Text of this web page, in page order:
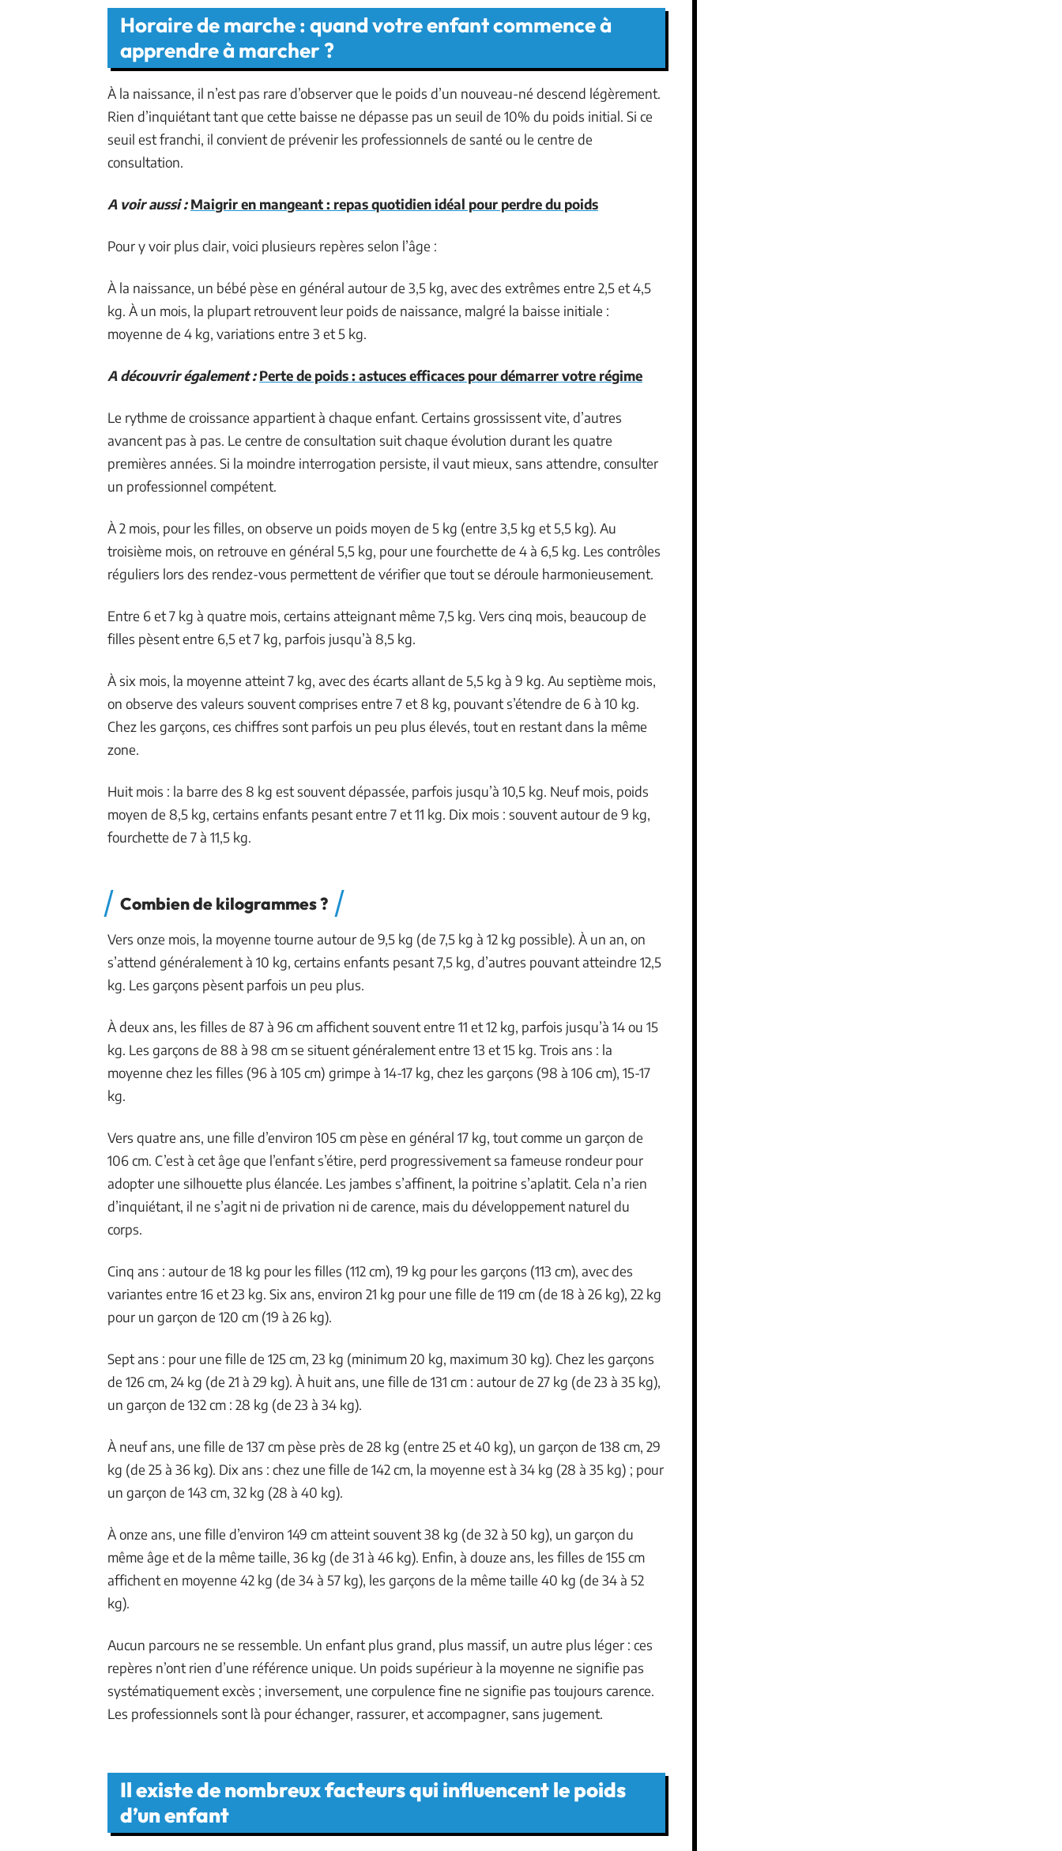
Horaire de marche : quand votre enfant commence à
apprendre à marcher ?
À la naissance, il n’est pas rare d’observer que le poids d’un nouveau-né descend légèrement.
Rien d’inquiétant tant que cette baisse ne dépasse pas un seuil de 10% du poids initial. Si ce
seuil est franchi, il convient de prévenir les professionnels de santé ou le centre de
consultation.
A voir aussi : Maigrir en mangeant : repas quotidien idéal pour perdre du poids
Pour y voir plus clair, voici plusieurs repères selon l’âge :
À la naissance, un bébé pèse en général autour de 3,5 kg, avec des extrêmes entre 2,5 et 4,5
kg. À un mois, la plupart retrouvent leur poids de naissance, malgré la baisse initiale :
moyenne de 4 kg, variations entre 3 et 5 kg.
A découvrir également : Perte de poids : astuces efficaces pour démarrer votre régime
Le rythme de croissance appartient à chaque enfant. Certains grossissent vite, d’autres
avancent pas à pas. Le centre de consultation suit chaque évolution durant les quatre
premières années. Si la moindre interrogation persiste, il vaut mieux, sans attendre, consulter
un professionnel compétent.
À 2 mois, pour les filles, on observe un poids moyen de 5 kg (entre 3,5 kg et 5,5 kg). Au
troisième mois, on retrouve en général 5,5 kg, pour une fourchette de 4 à 6,5 kg. Les contrôles
réguliers lors des rendez-vous permettent de vérifier que tout se déroule harmonieusement.
Entre 6 et 7 kg à quatre mois, certains atteignant même 7,5 kg. Vers cinq mois, beaucoup de
filles pèsent entre 6,5 et 7 kg, parfois jusqu’à 8,5 kg.
À six mois, la moyenne atteint 7 kg, avec des écarts allant de 5,5 kg à 9 kg. Au septième mois,
on observe des valeurs souvent comprises entre 7 et 8 kg, pouvant s’étendre de 6 à 10 kg.
Chez les garçons, ces chiffres sont parfois un peu plus élevés, tout en restant dans la même
zone.
Huit mois : la barre des 8 kg est souvent dépassée, parfois jusqu’à 10,5 kg. Neuf mois, poids
moyen de 8,5 kg, certains enfants pesant entre 7 et 11 kg. Dix mois : souvent autour de 9 kg,
fourchette de 7 à 11,5 kg.
Combien de kilogrammes ?
Vers onze mois, la moyenne tourne autour de 9,5 kg (de 7,5 kg à 12 kg possible). À un an, on
s’attend généralement à 10 kg, certains enfants pesant 7,5 kg, d’autres pouvant atteindre 12,5
kg. Les garçons pèsent parfois un peu plus.
À deux ans, les filles de 87 à 96 cm affichent souvent entre 11 et 12 kg, parfois jusqu’à 14 ou 15
kg. Les garçons de 88 à 98 cm se situent généralement entre 13 et 15 kg. Trois ans : la
moyenne chez les filles (96 à 105 cm) grimpe à 14-17 kg, chez les garçons (98 à 106 cm), 15-17
kg.
Vers quatre ans, une fille d’environ 105 cm pèse en général 17 kg, tout comme un garçon de
106 cm. C’est à cet âge que l’enfant s’étire, perd progressivement sa fameuse rondeur pour
adopter une silhouette plus élancée. Les jambes s’affinent, la poitrine s’aplatit. Cela n’a rien
d’inquiétant, il ne s’agit ni de privation ni de carence, mais du développement naturel du
corps.
Cinq ans : autour de 18 kg pour les filles (112 cm), 19 kg pour les garçons (113 cm), avec des
variantes entre 16 et 23 kg. Six ans, environ 21 kg pour une fille de 119 cm (de 18 à 26 kg), 22 kg
pour un garçon de 120 cm (19 à 26 kg).
Sept ans : pour une fille de 125 cm, 23 kg (minimum 20 kg, maximum 30 kg). Chez les garçons
de 126 cm, 24 kg (de 21 à 29 kg). À huit ans, une fille de 131 cm : autour de 27 kg (de 23 à 35 kg),
un garçon de 132 cm : 28 kg (de 23 à 34 kg).
À neuf ans, une fille de 137 cm pèse près de 28 kg (entre 25 et 40 kg), un garçon de 138 cm, 29
kg (de 25 à 36 kg). Dix ans : chez une fille de 142 cm, la moyenne est à 34 kg (28 à 35 kg) ; pour
un garçon de 143 cm, 32 kg (28 à 40 kg).
À onze ans, une fille d’environ 149 cm atteint souvent 38 kg (de 32 à 50 kg), un garçon du
même âge et de la même taille, 36 kg (de 31 à 46 kg). Enfin, à douze ans, les filles de 155 cm
affichent en moyenne 42 kg (de 34 à 57 kg), les garçons de la même taille 40 kg (de 34 à 52
kg).
Aucun parcours ne se ressemble. Un enfant plus grand, plus massif, un autre plus léger : ces
repères n’ont rien d’une référence unique. Un poids supérieur à la moyenne ne signifie pas
systématiquement excès ; inversement, une corpulence fine ne signifie pas toujours carence.
Les professionnels sont là pour échanger, rassurer, et accompagner, sans jugement.
Il existe de nombreux facteurs qui influencent le poids
d’un enfant